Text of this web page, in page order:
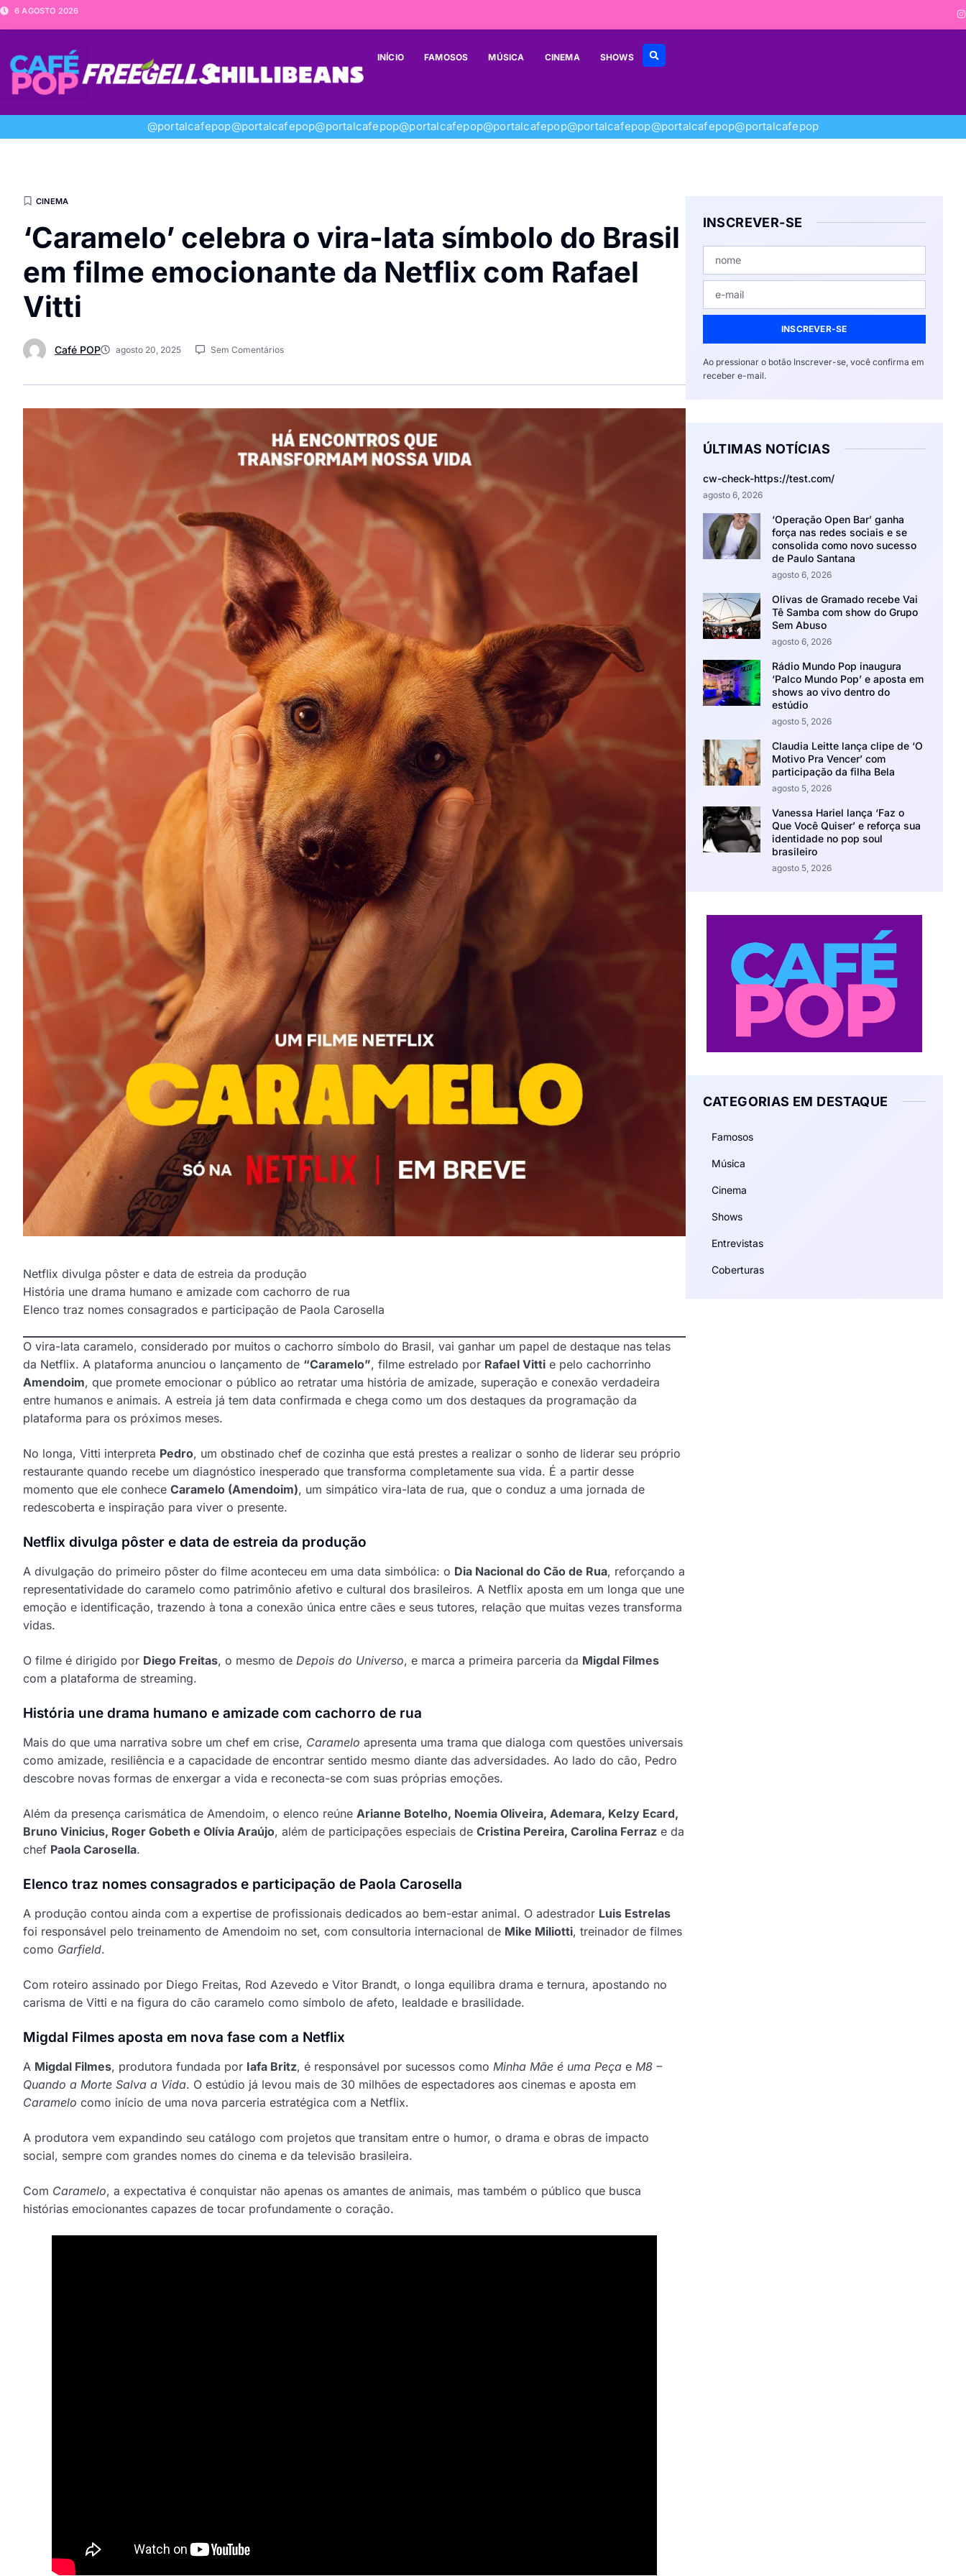
6 AGOSTO 2026
INÍCIO FAMOSOS MÚSICA CINEMA SHOWS
@portalcafepop@portalcafepop@portalcafepop@portalcafepop@portalcafepop@portalcafepop@portalcafepop@portalcafepop
CINEMA
‘Caramelo’ celebra o vira-lata símbolo do Brasil
em filme emocionante da Netflix com Rafael
Vitti
Café POP agosto 20, 2025 Sem Comentários
Netflix divulga pôster e data de estreia da produção
História une drama humano e amizade com cachorro de rua
Elenco traz nomes consagrados e participação de Paola Carosella
O vira-lata caramelo, considerado por muitos o cachorro símbolo do Brasil, vai ganhar um papel de destaque nas telas
da Netflix. A plataforma anunciou o lançamento de “Caramelo”, filme estrelado por Rafael Vitti e pelo cachorrinho
Amendoim, que promete emocionar o público ao retratar uma história de amizade, superação e conexão verdadeira
entre humanos e animais. A estreia já tem data confirmada e chega como um dos destaques da programação da
plataforma para os próximos meses.
No longa, Vitti interpreta Pedro, um obstinado chef de cozinha que está prestes a realizar o sonho de liderar seu próprio
restaurante quando recebe um diagnóstico inesperado que transforma completamente sua vida. É a partir desse
momento que ele conhece Caramelo (Amendoim), um simpático vira-lata de rua, que o conduz a uma jornada de
redescoberta e inspiração para viver o presente.
Netflix divulga pôster e data de estreia da produção
A divulgação do primeiro pôster do filme aconteceu em uma data simbólica: o Dia Nacional do Cão de Rua, reforçando a
representatividade do caramelo como patrimônio afetivo e cultural dos brasileiros. A Netflix aposta em um longa que une
emoção e identificação, trazendo à tona a conexão única entre cães e seus tutores, relação que muitas vezes transforma
vidas.
O filme é dirigido por Diego Freitas, o mesmo de Depois do Universo, e marca a primeira parceria da Migdal Filmes
com a plataforma de streaming.
História une drama humano e amizade com cachorro de rua
Mais do que uma narrativa sobre um chef em crise, Caramelo apresenta uma trama que dialoga com questões universais
como amizade, resiliência e a capacidade de encontrar sentido mesmo diante das adversidades. Ao lado do cão, Pedro
descobre novas formas de enxergar a vida e reconecta-se com suas próprias emoções.
Além da presença carismática de Amendoim, o elenco reúne Arianne Botelho, Noemia Oliveira, Ademara, Kelzy Ecard,
Bruno Vinicius, Roger Gobeth e Olívia Araújo, além de participações especiais de Cristina Pereira, Carolina Ferraz e da
chef Paola Carosella.
Elenco traz nomes consagrados e participação de Paola Carosella
A produção contou ainda com a expertise de profissionais dedicados ao bem-estar animal. O adestrador Luis Estrelas
foi responsável pelo treinamento de Amendoim no set, com consultoria internacional de Mike Miliotti, treinador de filmes
como Garfield.
Com roteiro assinado por Diego Freitas, Rod Azevedo e Vitor Brandt, o longa equilibra drama e ternura, apostando no
carisma de Vitti e na figura do cão caramelo como símbolo de afeto, lealdade e brasilidade.
Migdal Filmes aposta em nova fase com a Netflix
A Migdal Filmes, produtora fundada por Iafa Britz, é responsável por sucessos como Minha Mãe é uma Peça e M8 –
Quando a Morte Salva a Vida. O estúdio já levou mais de 30 milhões de espectadores aos cinemas e aposta em
Caramelo como início de uma nova parceria estratégica com a Netflix.
A produtora vem expandindo seu catálogo com projetos que transitam entre o humor, o drama e obras de impacto
social, sempre com grandes nomes do cinema e da televisão brasileira.
Com Caramelo, a expectativa é conquistar não apenas os amantes de animais, mas também o público que busca
histórias emocionantes capazes de tocar profundamente o coração.
INSCREVER-SE
INSCREVER-SE
Ao pressionar o botão Inscrever-se, você confirma em
receber e-mail.
ÚLTIMAS NOTÍCIAS
cw-check-https://test.com/
agosto 6, 2026
‘Operação Open Bar’ ganha
força nas redes sociais e se
consolida como novo sucesso
de Paulo Santana
agosto 6, 2026
Olivas de Gramado recebe Vai
Tê Samba com show do Grupo
Sem Abuso
agosto 6, 2026
Rádio Mundo Pop inaugura
‘Palco Mundo Pop’ e aposta em
shows ao vivo dentro do
estúdio
agosto 5, 2026
Claudia Leitte lança clipe de ‘O
Motivo Pra Vencer’ com
participação da filha Bela
agosto 5, 2026
Vanessa Hariel lança ‘Faz o
Que Você Quiser’ e reforça sua
identidade no pop soul
brasileiro
agosto 5, 2026
CATEGORIAS EM DESTAQUE
Famosos
Música
Cinema
Shows
Entrevistas
Coberturas